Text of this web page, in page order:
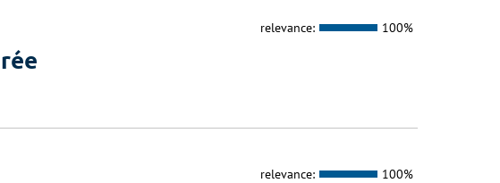
relevance: 100%
relevance: 100%